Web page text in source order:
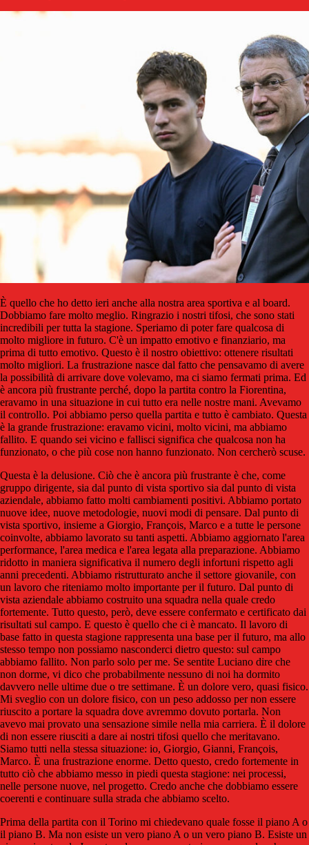
È quello che ho detto ieri anche alla nostra area sportiva e al board.
Dobbiamo fare molto meglio. Ringrazio i nostri tifosi, che sono stati
incredibili per tutta la stagione. Speriamo di poter fare qualcosa di
molto migliore in futuro. C'è un impatto emotivo e finanziario, ma
prima di tutto emotivo. Questo è il nostro obiettivo: ottenere risultati
molto migliori. La frustrazione nasce dal fatto che pensavamo di avere
la possibilità di arrivare dove volevamo, ma ci siamo fermati prima. Ed
è ancora più frustrante perché, dopo la partita contro la Fiorentina,
eravamo in una situazione in cui tutto era nelle nostre mani. Avevamo
il controllo. Poi abbiamo perso quella partita e tutto è cambiato. Questa
è la grande frustrazione: eravamo vicini, molto vicini, ma abbiamo
fallito. E quando sei vicino e fallisci significa che qualcosa non ha
funzionato, o che più cose non hanno funzionato. Non cercherò scuse.
Questa è la delusione. Ciò che è ancora più frustrante è che, come
gruppo dirigente, sia dal punto di vista sportivo sia dal punto di vista
aziendale, abbiamo fatto molti cambiamenti positivi. Abbiamo portato
nuove idee, nuove metodologie, nuovi modi di pensare. Dal punto di
vista sportivo, insieme a Giorgio, François, Marco e a tutte le persone
coinvolte, abbiamo lavorato su tanti aspetti. Abbiamo aggiornato l'area
performance, l'area medica e l'area legata alla preparazione. Abbiamo
ridotto in maniera significativa il numero degli infortuni rispetto agli
anni precedenti. Abbiamo ristrutturato anche il settore giovanile, con
un lavoro che riteniamo molto importante per il futuro. Dal punto di
vista aziendale abbiamo costruito una squadra nella quale credo
fortemente. Tutto questo, però, deve essere confermato e certificato dai
risultati sul campo. E questo è quello che ci è mancato. Il lavoro di
base fatto in questa stagione rappresenta una base per il futuro, ma allo
stesso tempo non possiamo nasconderci dietro questo: sul campo
abbiamo fallito. Non parlo solo per me. Se sentite Luciano dire che
non dorme, vi dico che probabilmente nessuno di noi ha dormito
davvero nelle ultime due o tre settimane. È un dolore vero, quasi fisico.
Mi sveglio con un dolore fisico, con un peso addosso per non essere
riuscito a portare la squadra dove avremmo dovuto portarla. Non
avevo mai provato una sensazione simile nella mia carriera. È il dolore
di non essere riusciti a dare ai nostri tifosi quello che meritavano.
Siamo tutti nella stessa situazione: io, Giorgio, Gianni, François,
Marco. È una frustrazione enorme. Detto questo, credo fortemente in
tutto ciò che abbiamo messo in piedi questa stagione: nei processi,
nelle persone nuove, nel progetto. Credo anche che dobbiamo essere
coerenti e continuare sulla strada che abbiamo scelto.
Prima della partita con il Torino mi chiedevano quale fosse il piano A o
il piano B. Ma non esiste un vero piano A o un vero piano B. Esiste un